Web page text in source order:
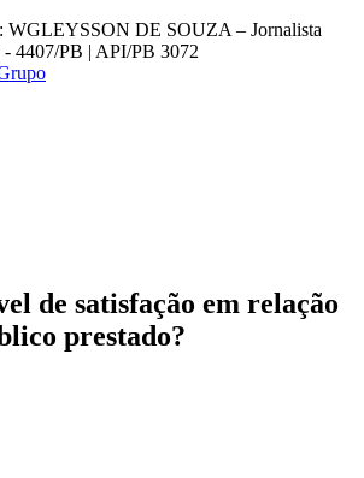
WGLEYSSON DE SOUZA – Jornalista
4407/PB | API/PB 3072
de satisfação em relação
prestado?